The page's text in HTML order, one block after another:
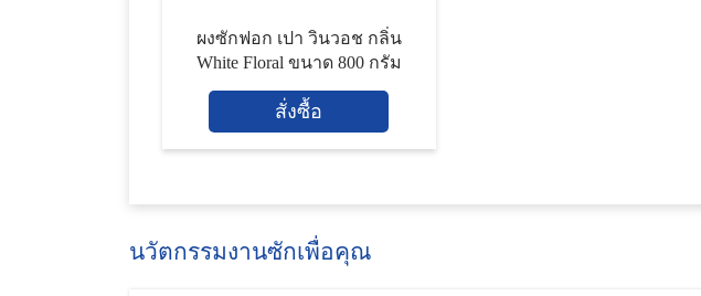
ผงซักฟอก เปา วินวอช กลิ่น
White Floral ขนาด 800 กรัม
สั่งซื้อ
นวัตกรรมงานซักเพื่อคุณ